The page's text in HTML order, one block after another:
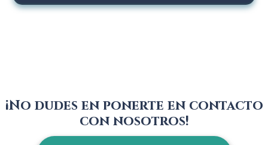
¡No dudes en ponerte en contacto
con nosotros!